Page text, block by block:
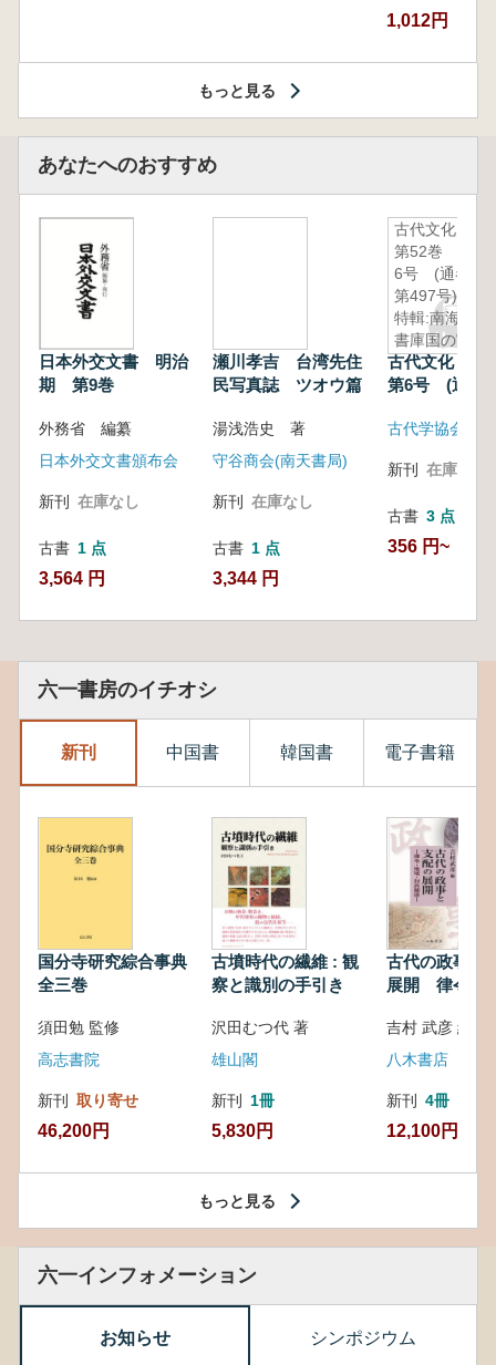
1,012円
もっと見る
あなたへのおすすめ
日本外交文書 明治
期 第9巻
外務省 編纂
日本外交文書頒布会
新刊 在庫なし
古書 1 点
3,564 円
瀬川孝吉 台湾先住
民写真誌 ツオウ篇
湯浅浩史 著
守谷商会(南天書局)
新刊 在庫なし
古書 1 点
3,344 円
古代文化
第52巻 第
6号 (通巻
第497号)
特輯:南海道
書庫国の官
衙遺跡 -
調査研究の
題-
古代文化
第6号 (通巻
庫国の官衙
古代学協会
新刊 在庫なし
古書 3 点
356 円~
六一書房のイチオシ
新刊 中国書 韓国書 電子書籍
国分寺研究綜合事典
全三巻
須田勉 監修
高志書院
新刊 取り寄せ
46,200円
古墳時代の繊維 : 観
察と識別の手引き
沢田むつ代 著
雄山閣
新刊 1冊
5,830円
古代の政事と
展開 律令・
吉村 武彦 編集
八木書店
新刊 4冊
12,100円
もっと見る
六一インフォメーション
お知らせ シンポジウム